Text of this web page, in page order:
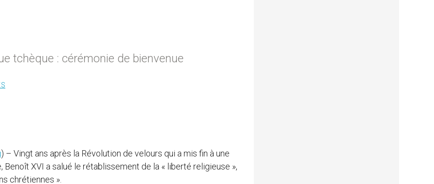
tchèque : cérémonie de bienvenue
) – Vingt ans après la Révolution de velours qui a mis fin à une
Benoît XVI a salué le rétablissement de la « liberté religieuse »,
chrétiennes ».